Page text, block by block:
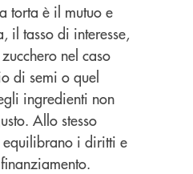
torta è il mutuo e
il tasso di interesse,
nel caso
di semi o quel
ingredienti non
Allo stesso
equilibrano i diritti e